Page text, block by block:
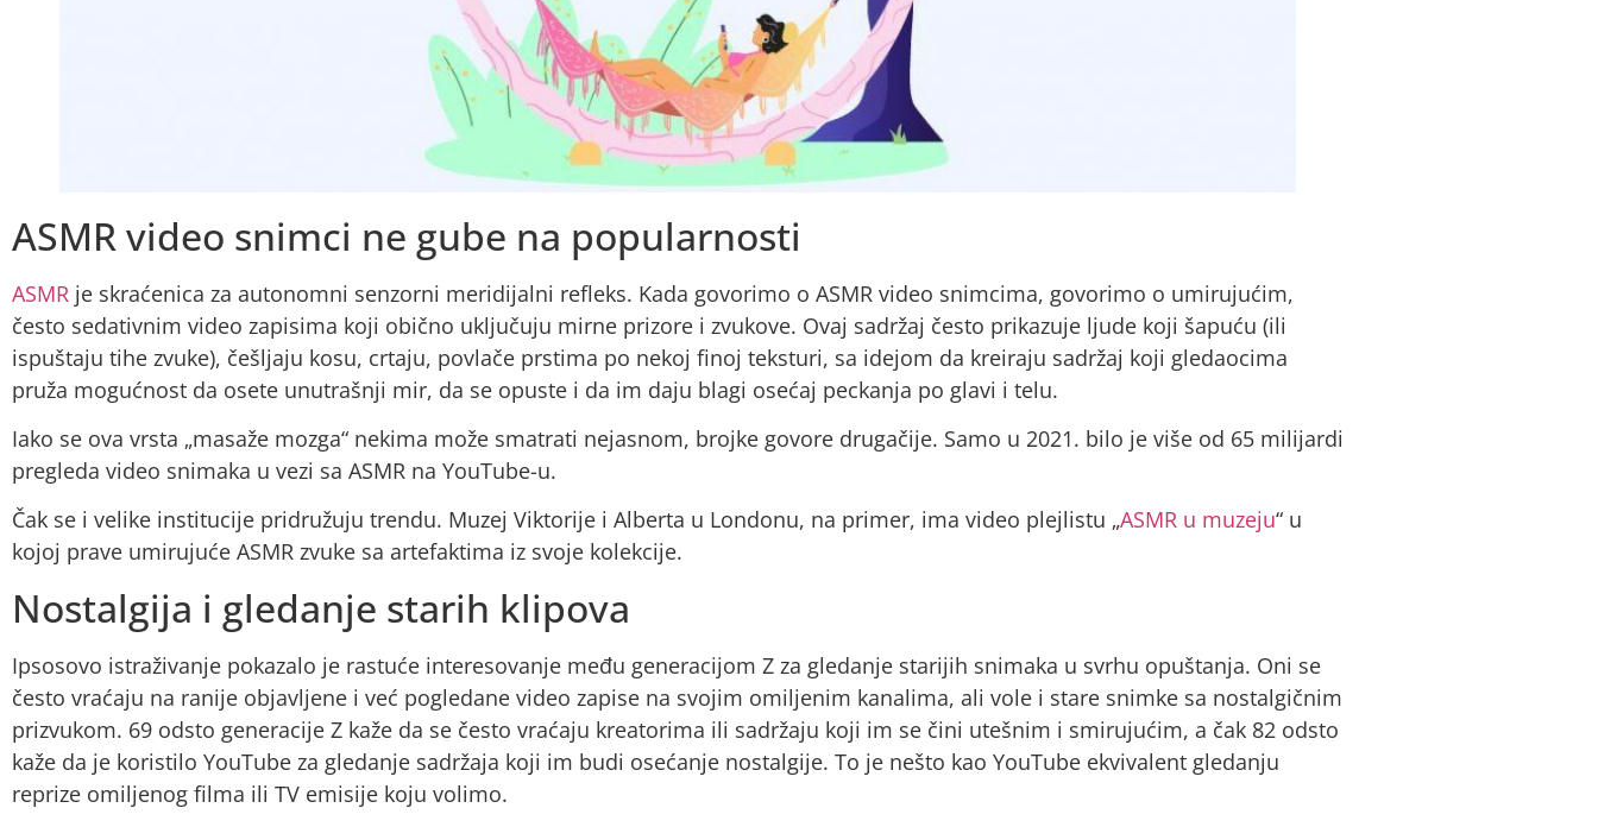
ASMR video snimci ne gube na popularnosti
ASMR je skraćenica za autonomni senzorni meridijalni refleks. Kada govorimo o ASMR video snimcima, govorimo o umirujućim,
često sedativnim video zapisima koji obično uključuju mirne prizore i zvukove. Ovaj sadržaj često prikazuje ljude koji šapuću (ili
ispuštaju tihe zvuke), češljaju kosu, crtaju, povlače prstima po nekoj finoj teksturi, sa idejom da kreiraju sadržaj koji gledaocima
pruža mogućnost da osete unutrašnji mir, da se opuste i da im daju blagi osećaj peckanja po glavi i telu.
Iako se ova vrsta „masaže mozga“ nekima može smatrati nejasnom, brojke govore drugačije. Samo u 2021. bilo je više od 65 milijardi
pregleda video snimaka u vezi sa ASMR na YouTube-u.
Čak se i velike institucije pridružuju trendu. Muzej Viktorije i Alberta u Londonu, na primer, ima video plejlistu „ASMR u muzeju“ u
kojoj prave umirujuće ASMR zvuke sa artefaktima iz svoje kolekcije.
Nostalgija i gledanje starih klipova
Ipsosovo istraživanje pokazalo je rastuće interesovanje među generacijom Z za gledanje starijih snimaka u svrhu opuštanja. Oni se
često vraćaju na ranije objavljene i već pogledane video zapise na svojim omiljenim kanalima, ali vole i stare snimke sa nostalgičnim
prizvukom. 69 odsto generacije Z kaže da se često vraćaju kreatorima ili sadržaju koji im se čini utešnim i smirujućim, a čak 82 odsto
kaže da je koristilo YouTube za gledanje sadržaja koji im budi osećanje nostalgije. To je nešto kao YouTube ekvivalent gledanju
reprize omiljenog filma ili TV emisije koju volimo.